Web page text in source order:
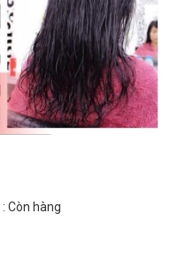
: Còn hàng